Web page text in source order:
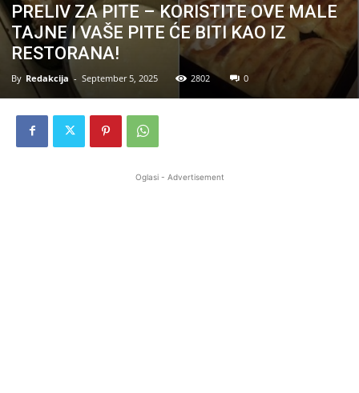
PRELIV ZA PITE – KORISTITE OVE MALE
TAJNE I VAŠE PITE ĆE BITI KAO IZ
RESTORANA!
By Redakcija - September 5, 2025 2802 0
Oglasi - Advertisement